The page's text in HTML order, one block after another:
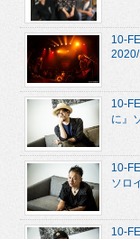
10-
2020/
10-
に』
10-
ソロイ
10-